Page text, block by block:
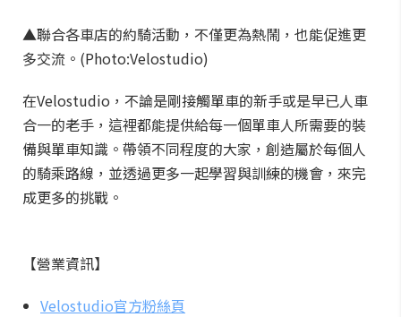
▲聯合各車店的約騎活動，不僅更為熱鬧，也能促進更
多交流。(Photo:Velostudio)
在Velostudio，不論是剛接觸單車的新手或是早已人車
合一的老手，這裡都能提供給每一個單車人所需要的裝
備與單車知識。帶領不同程度的大家，創造屬於每個人
的騎乘路線，並透過更多一起學習與訓練的機會，來完
成更多的挑戰。
【營業資訊】
Velostudio官方粉絲頁